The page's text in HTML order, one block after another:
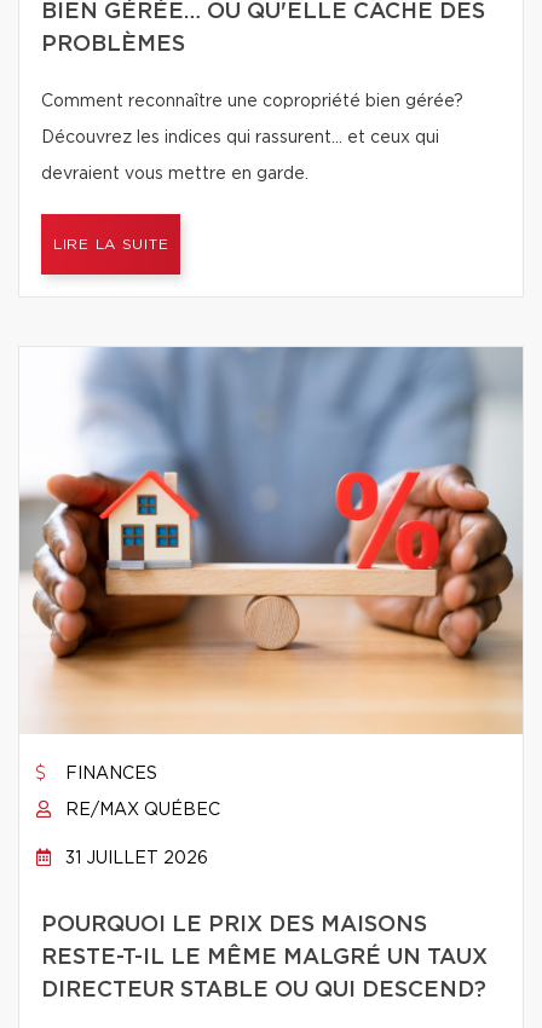
BIEN GÉRÉE… OU QU'ELLE CACHE DES
PROBLÈMES
Comment reconnaître une copropriété bien gérée?
Découvrez les indices qui rassurent… et ceux qui
devraient vous mettre en garde.
LIRE LA SUITE
FINANCES
RE/MAX QUÉBEC
31 JUILLET 2026
POURQUOI LE PRIX DES MAISONS
RESTE-T-IL LE MÊME MALGRÉ UN TAUX
DIRECTEUR STABLE OU QUI DESCEND?